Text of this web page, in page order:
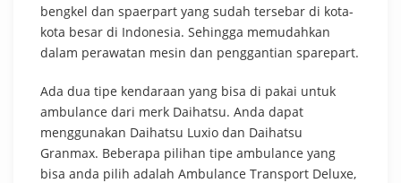
bengkel dan spaerpart yang sudah tersebar di kota-
kota besar di Indonesia. Sehingga memudahkan
dalam perawatan mesin dan penggantian sparepart.
Ada dua tipe kendaraan yang bisa di pakai untuk
ambulance dari merk Daihatsu. Anda dapat
menggunakan Daihatsu Luxio dan Daihatsu
Granmax. Beberapa pilihan tipe ambulance yang
bisa anda pilih adalah Ambulance Transport Deluxe,